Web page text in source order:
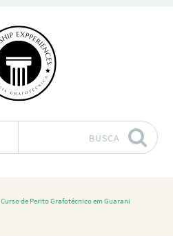
BUSCA
Curso de Perito Grafotécnico em Guarani